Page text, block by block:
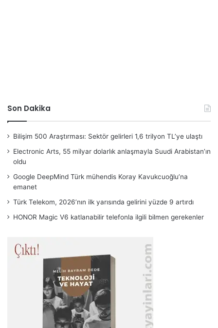
Son Dakika
Bilişim 500 Araştırması: Sektör gelirleri 1,6 trilyon TL’ye ulaştı
Electronic Arts, 55 milyar dolarlık anlaşmayla Suudi Arabistan’ın
oldu
Google DeepMind Türk mühendis Koray Kavukcuoğlu’na
emanet
Türk Telekom, 2026’nın ilk yarısında gelirini yüzde 9 artırdı
HONOR Magic V6 katlanabilir telefonla ilgili bilmen gerekenler